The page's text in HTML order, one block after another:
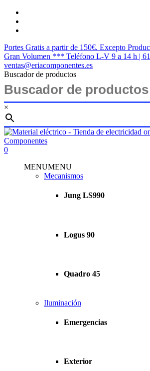
Saltar
contenido
Portes Gratis a partir de 150€. Excepto
Gran Volumen *** Teléfono L-V 9 a 14 h |
ventas@eriacomponentes.es
Buscador de productos
×
Cerrar
búsqueda
buscar
account
0
MENUMENU
Mecanismos
Jung LS990
Logus 90
Quadro 45
Iluminación
Emergencias
Exterior